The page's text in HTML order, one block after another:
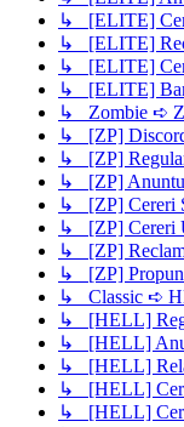
↳ [ELITE]
↳ [ELITE]
↳ [ELITE]
↳ [ELITE]
↳ Zombie ➪
↳ [ZP]
↳ [ZP]
↳ [ZP]
↳ [ZP] Cereri
↳ [ZP] Cereri
↳ [ZP]
↳ [ZP]
↳ Classic ➪
↳ [HELL]
↳ [HELL]
↳ [HELL]
↳ [HELL]
↳ [HELL]